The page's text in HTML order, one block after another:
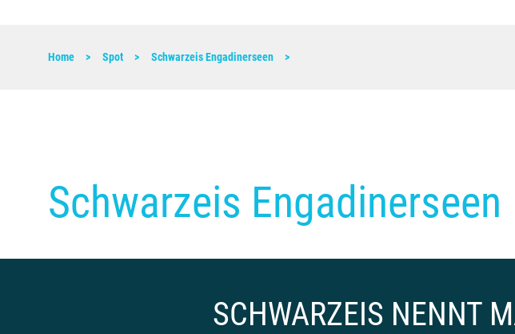
Home Spot Schwarzeis Engadinerseen
Schwarzeis Engadinerseen
SCHWARZEIS NENNT